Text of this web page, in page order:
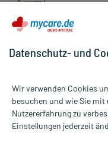
Alle Preise gelten inkl.
Informationen auf dieser
Datenschutz- und
Wir verwenden Cookies
besuchen und wie Sie
Nutzererfahrung zu
Einstellungen jederzeit